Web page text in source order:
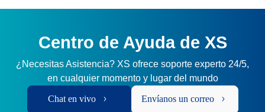
Centro de Ayuda de XS
¿Necesitas Asistencia? XS ofrece soporte experto 24/5,
en cualquier momento y lugar del mundo
Chat en vivo Envíanos un correo